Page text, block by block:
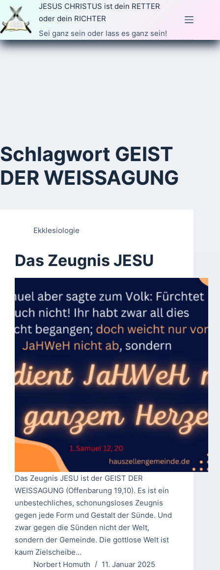
Zum
Inhalt
springen
JESUS CHRISTUS ist dein RETTER
oder dein RICHTER
Sei ganz sein oder lass es ganz sein!
Schlagwort GEIST
DER WEISSAGUNG
Ekklesiologie
Das Zeugnis JESU
Das Zeugnis JESU ist der GEIST DER
WEISSAGUNG (Offenbarung 19,10). Es ist ein
unbestechliches, schonungsloses Zeugnis
gegen jede Form und Gestalt der Sünde. Und
zwar gegen die Sünden nicht der Welt,
sondern der Gemeinde. Die gottlose Welt ist
kaum Zielscheibe…
Norbert Homuth
11. Januar 2025